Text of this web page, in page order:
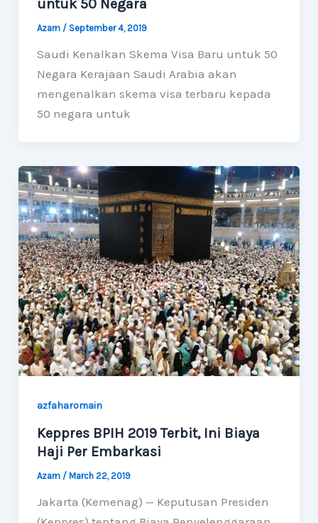
untuk 50 Negara
Azam / September 4, 2019
Saudi Kenalkan Skema Visa Baru untuk 50
Negara Kerajaan Saudi Arabia akan
mengenalkan skema visa terbaru kepada
50 negara untuk
azfaharomain
Keppres BPIH 2019 Terbit, Ini Biaya
Haji Per Embarkasi
Azam / March 22, 2019
Jakarta (Kemenag) — Keputusan Presiden